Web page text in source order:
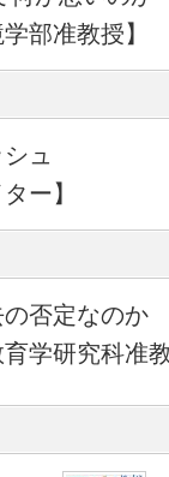
部准教授】
ュ
ー】
の否定なのか
育学研究科准